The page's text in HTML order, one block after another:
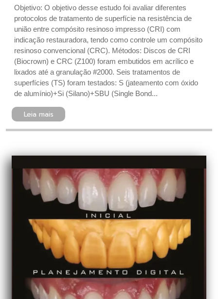
Objetivo: O objetivo desse estudo foi avaliar diferentes
protocolos de tratamento de superfície na resistência de
união entre compósito resinoso impresso (CRI) com
indicação restauradora, tendo como controle um compósito
resinoso convencional (CRC). Métodos: Discos de CRI
(Biocrown) e CRC (Z100) foram embutidos em acrílico e
lixados até a granulação #2000. Seis tratamentos de
superfícies (TS) foram testados: S (jateamento com óxido
de alumínio)+Si (Silano)+SBU (Single Bond...
Leia mais